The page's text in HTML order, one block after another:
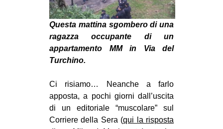
MILANO
MOBILITAZIONI
SPAZI
AMBIENTE
ANTIFASCISMO
DIRITTO ALL’ABITARE
Questa mattina sgombero di una
ragazza occupante di un
appartamento MM in Via del
Turchino.
Ci risiamo… Neanche a farlo
apposta, a pochi giorni dall’uscita
di un editoriale “muscolare” sul
Corriere della Sera (qui la risposta